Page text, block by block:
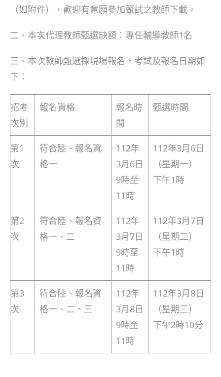
（如附件），歡迎有意願參加甄試之教師下載。
二、本次代理教師甄選缺額：專任輔導教師1名
三、本次教師甄選採現場報名，考試及報名日期如
下：
招考
次別
報名資格
報名時
間
甄選時間
第1
次
符合陸、報名資
格一
112年
3月6日
9時至
11時
112年3月6日
（星期一）
下午1時
第2
次
符合陸、報名資
格一、二
112年
3月7日
9時至
11時
112年3月7日
（星期二）
下午1時
第3
次
符合陸、報名資
格一、二、三
112年
3月8日
9時至
11時
112年3月8日
（星期三）
下午2時10分